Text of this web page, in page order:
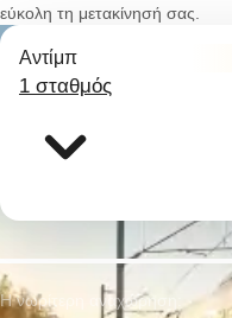
εύκολη τη μετακίνησή σας.
Αντίμπ
1 σταθμός
Η νωρίτερη αναχώρηση: